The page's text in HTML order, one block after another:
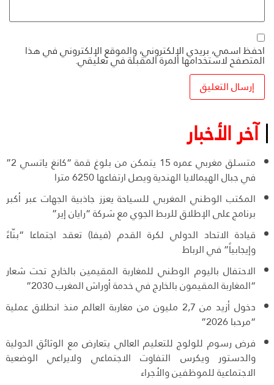
احفظ اسمي، بريدي الإلكتروني، والموقع الإلكتروني في هذا
المتصفح لاستخدامها المرة المقبلة في تعليقي.
آخر الأخبار
متسلق مغربي عمره 15 يتمكن من بلوغ قمة “كانغ ياتسي 2”
في جبال الهيمالايا الهندية ويصل ارتفاعها 6250 مترا
المكتب الوطني المغربي للسياحة يعزز جاذبية الجهات عبر أكبر
برنامج على الإطلاق للربط الجوي مع شركة “رايان إير”
قيادة الاتحاد الدولي لكرة القدم (فيفا) تعقد اجتماعا “بنّاءً
وإيجابياً” في الرباط
الاحتفال باليوم الوطني للمغاربة المقيمين بالخارج تحت شعار
“المغاربة المقيمون بالخارج في خدمة أوراش المغرب 2030”
دخول أزيد من 2,7 مليون من مغاربة العالم منذ انطلاق عملية
“مرحبا 2026”
فرض رسوم للولوج للتعليم العالي يتعارض مع الوثائق الدولية
والدستور ويكرس التفاوت الاجتماعي ولايراعي الوضعية
الاجتماعية للموظفين والأجراء